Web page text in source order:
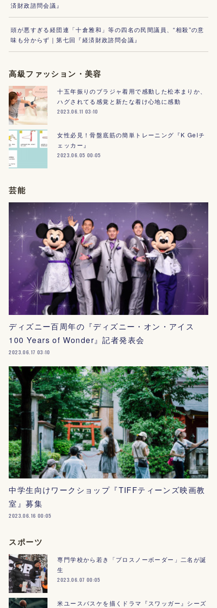
済財政諮問会議』
頭が悪すぎる経団連「十倉雅和」等の四名の民間議員、“相殺”の意
味も分からず｜第七回『経済財政諮問会議』
高級ファッション・美容
十五年振りのブラジャ着用で感動した松本まりか、
ハグされてる感覚と新たな着け心地に感動
2023.06.11 03:10
女性必見！骨盤底筋の簡単トレーニング『K Gelチ
ェッカー』
2023.06.05 00:05
芸能
ディズニー百周年の『ディズニー・オン・アイス
100 Years of Wonder』記者発表会
2023.06.17 03:10
中学生向けワークショップ『TIFFティーンズ映画教
室』募集
2023.06.16 00:05
スポーツ
専門学校から若き「プロスノーボーダー」二名が誕
生
2023.06.07 00:05
米ユースバスケを描くドラマ『スワッガー』シーズ